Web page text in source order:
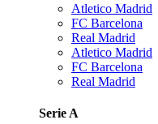
Atletico Madrid
FC Barcelona
Real Madrid
Atletico Madrid
FC Barcelona
Real Madrid
Serie A